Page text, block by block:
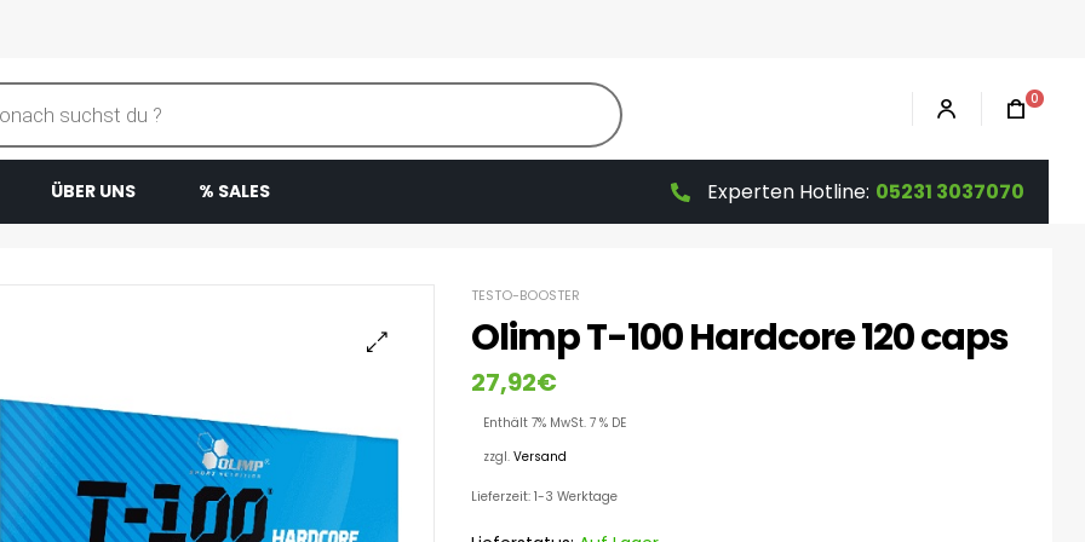
0
ÜBER UNS % SALES Experten Hotline: 05231 3037070
TESTO-BOOSTER
Olimp T-100 Hardcore 120 caps
27,92€
Enthält 7% MwSt. 7 % DE
zzgl. Versand
Lieferzeit: 1-3 Werktage